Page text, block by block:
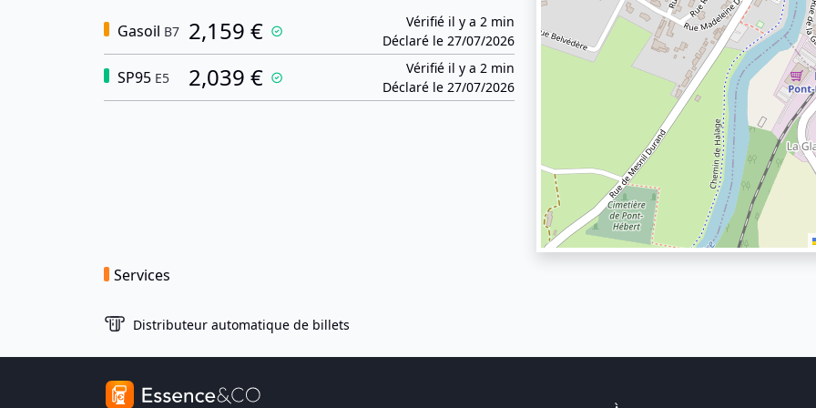
Gasoil B7 2,159 €
Vérifié il y a 2 min
Déclaré le 27/07/2026
SP95 E5 2,039 €
Vérifié il y a 2 min
Déclaré le 27/07/2026
Services
Distributeur automatique de billets